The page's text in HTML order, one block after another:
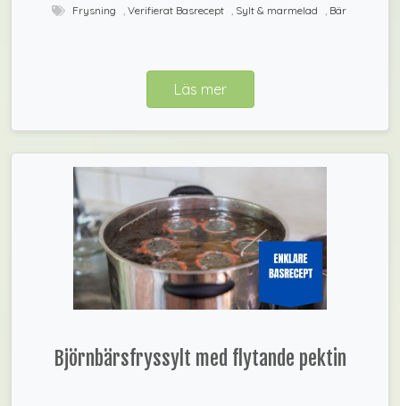
Läs mer
Frysning Verifierat Basrecept Sylt & marmelad Bär
Björnbärsfryssylt med flytande pektin